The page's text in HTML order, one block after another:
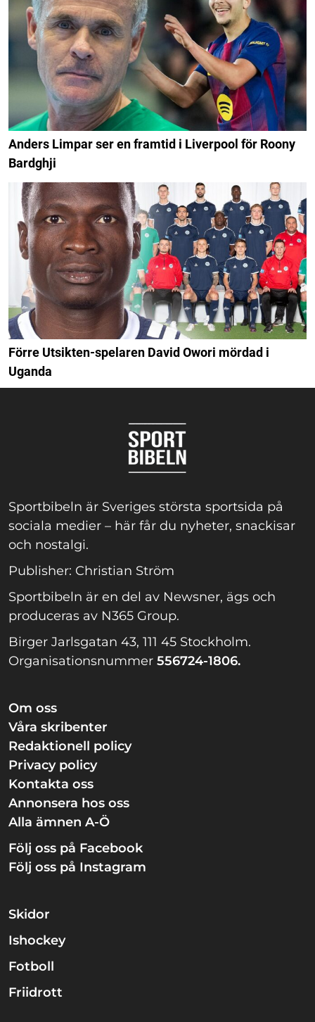
Anders Limpar ser en framtid i Liverpool för Roony
Bardghji
Förre Utsikten-spelaren David Owori mördad i
Uganda
Sportbibeln är Sveriges största sportsida på
sociala medier – här får du nyheter, snackisar
och nostalgi.
Publisher: Christian Ström
Sportbibeln är en del av Newsner, ägs och
produceras av N365 Group.
Birger Jarlsgatan 43, 111 45 Stockholm.
Organisationsnummer 556724-1806.
Om oss
Våra skribenter
Redaktionell policy
Privacy policy
Kontakta oss
Annonsera hos oss
Alla ämnen A-Ö
Följ oss på Facebook
Följ oss på Instagram
Skidor
Ishockey
Fotboll
Friidrott